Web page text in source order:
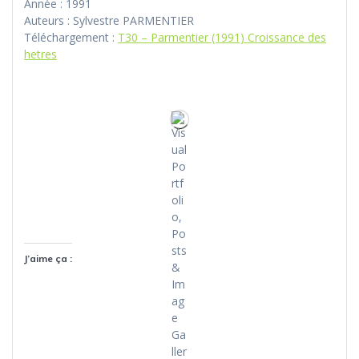
Année : 1991
Auteurs : Sylvestre PARMENTIER
Téléchargement : T30 – Parmentier (1991) Croissance des
hetres
J’aime ça :